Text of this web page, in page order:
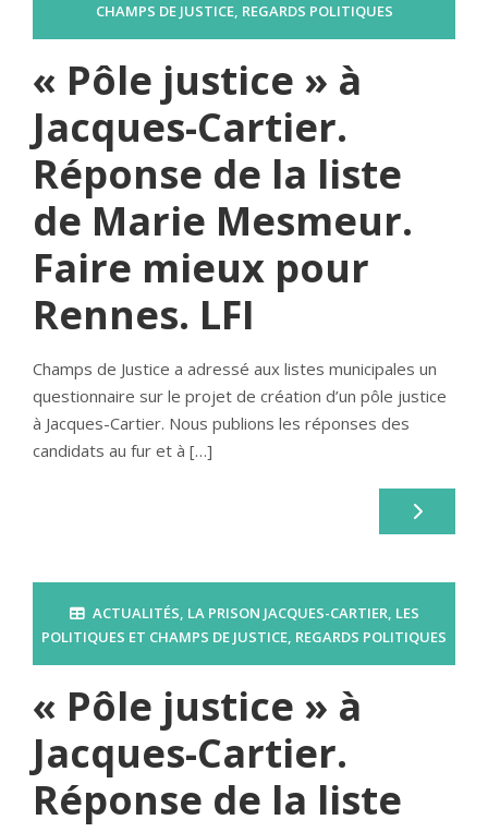
CHAMPS DE JUSTICE, REGARDS POLITIQUES
« Pôle justice » à
Jacques-Cartier.
Réponse de la liste
de Marie Mesmeur.
Faire mieux pour
Rennes. LFI
Champs de Justice a adressé aux listes municipales un
questionnaire sur le projet de création d’un pôle justice
à Jacques-Cartier. Nous publions les réponses des
candidats au fur et à […]
ACTUALITÉS, LA PRISON JACQUES-CARTIER, LES
POLITIQUES ET CHAMPS DE JUSTICE, REGARDS POLITIQUES
« Pôle justice » à
Jacques-Cartier.
Réponse de la liste